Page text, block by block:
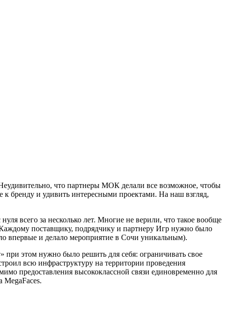
что партнеры МОК делали все возможное, чтобы
к бренду и удивить интересными проектами. На наш взгляд,
всего за несколько лет. Многие не верили, что такое вообще
поставщику, подрядчику и партнеру Игр нужно было
впервые и делало мероприятие в Сочи уникальным).
этом нужно было решить для себя: ограничивать свое
всю инфраструктуру на территории проведения
предоставления высококлассной связи единовременно для